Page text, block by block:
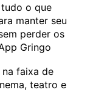
o que
manter seu
perder os
Gringo
na faixa de
teatro e